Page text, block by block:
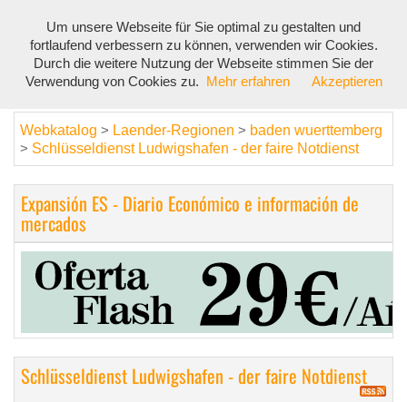
Webkatalog > Laender-Regionen > baden wuerttemberg
> Schlüsseldienst Ludwigshafen - der faire Notdienst
Expansión ES - Diario Económico e información de
mercados
Schlüsseldienst Ludwigshafen - der faire Notdienst
Um unsere Webseite für Sie optimal zu gestalten und
fortlaufend verbessern zu können, verwenden wir Cookies.
Durch die weitere Nutzung der Webseite stimmen Sie der
Verwendung von Cookies zu.
Mehr erfahren Akzeptieren